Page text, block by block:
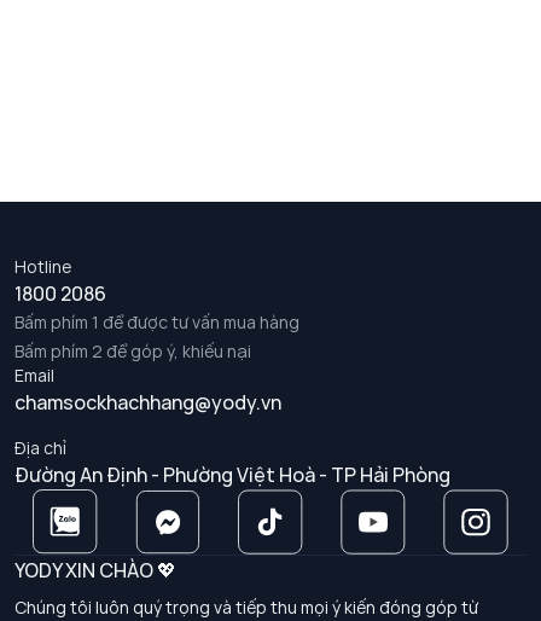
Hotline
1800 2086
Bấm phím 1 để được tư vấn mua hàng
Bấm phím 2 để góp ý, khiếu nại
Email
chamsockhachhang@yody.vn
Địa chỉ
Đường An Định - Phường Việt Hoà - TP Hải Phòng
YODY XIN CHÀO 💖
Chúng tôi luôn quý trọng và tiếp thu mọi ý kiến đóng góp từ